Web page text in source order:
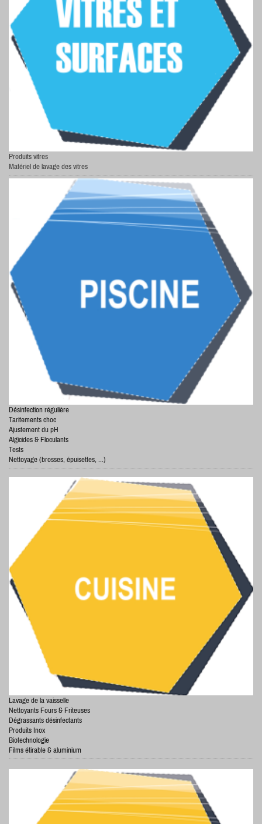
Produits vitres
Matériel de lavage des vitres
Désinfection régulière
Taritements choc
Ajustement du pH
Algicides & Floculants
Tests
Nettoyage (brosses, épuisettes, ...)
Lavage de la vaisselle
Nettoyants Fours & Friteuses
Dégrassants désinfectants
Produits Inox
Biotechnologie
Films étirable & aluminium